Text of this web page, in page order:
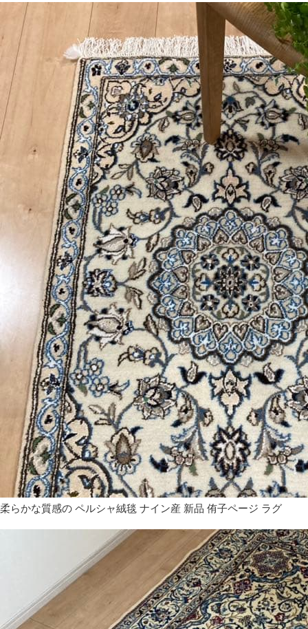
柔らかな質感の ペルシャ絨毯 ナイン産 新品 侑子ページ ラグ